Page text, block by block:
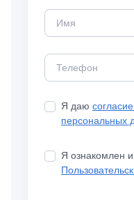
Я даю
персональных
Я ознакомлен